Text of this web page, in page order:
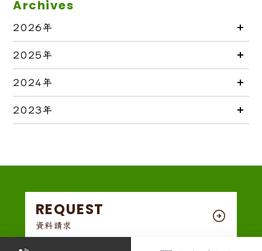
Archives
2026年
2025年
2024年
2023年
REQUEST
資料請求